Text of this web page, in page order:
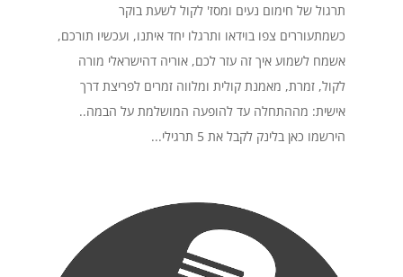
תרגול של חימום נעים ומסז' לקול לשעת בוקר
כשמתעוררים צפו בוידאו ותרגלו יחד איתנו, ועכשיו תורכם,
אשמח לשמוע איך זה עזר לכם, אוריה דהישראלי מורה
לקול, זמרת, מאמנת קולית ומלווה זמרים לפריצת דרך
אישית: מההתחלה עד להופעה המושלמת על הבמה..
הירשמו כאן בלינק לקבל את 5 תרגילי...